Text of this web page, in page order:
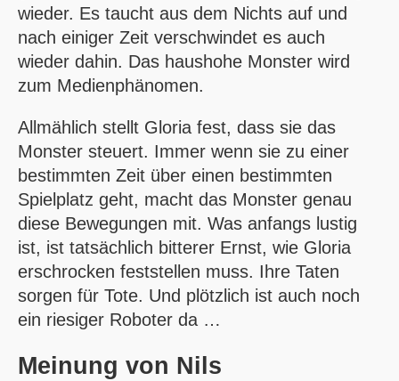
wieder. Es taucht aus dem Nichts auf und
nach einiger Zeit verschwindet es auch
wieder dahin. Das haushohe Monster wird
zum Medienphänomen.
Allmählich stellt Gloria fest, dass sie das
Monster steuert. Immer wenn sie zu einer
bestimmten Zeit über einen bestimmten
Spielplatz geht, macht das Monster genau
diese Bewegungen mit. Was anfangs lustig
ist, ist tatsächlich bitterer Ernst, wie Gloria
erschrocken feststellen muss. Ihre Taten
sorgen für Tote. Und plötzlich ist auch noch
ein riesiger Roboter da …
Meinung von Nils